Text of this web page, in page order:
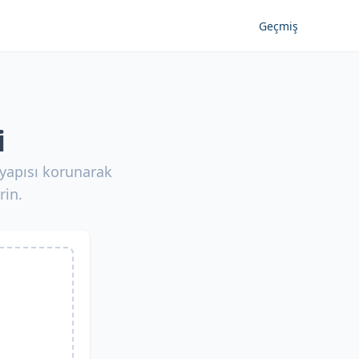
Geçmiş
korunarak